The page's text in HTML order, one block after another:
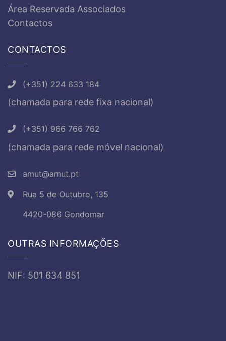
Área Reservada Associados
Contactos
CONTACTOS
(+351) 224 633 184
(chamada para rede fixa nacional)
(+351) 966 766 762
(chamada para rede móvel nacional)
amut@amut.pt
Rua 5 de Outubro, 135
4420-086 Gondomar
OUTRAS INFORMAÇÕES
NIF: 501 634 851